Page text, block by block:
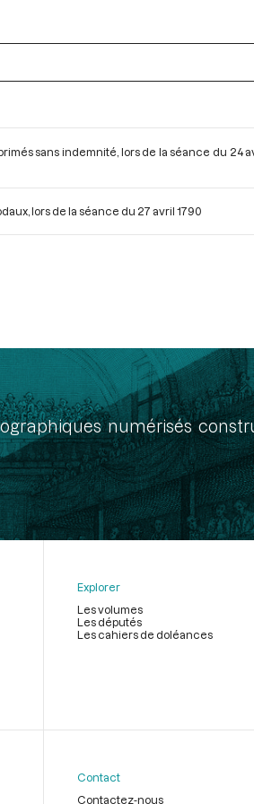
sans indemnité, lors de la séance du 24
lors de la séance du 27 avril 1790
numérisés
Explorer
Les volumes
Les députés
Les cahiers de doléances
Contact
Contactez-nous